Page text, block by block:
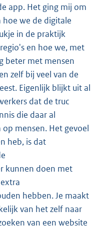
app. Het ging mij om
we de digitale
in de praktijk
en hoe we, met
beter met mensen
zelf bij veel van de
Eigenlijk blijkt uit al
dat de truc
die daar al
mensen. Het gevoel
heb, is dat
kunnen doen met
hebben. Je maakt
van het zelf naar
van een website